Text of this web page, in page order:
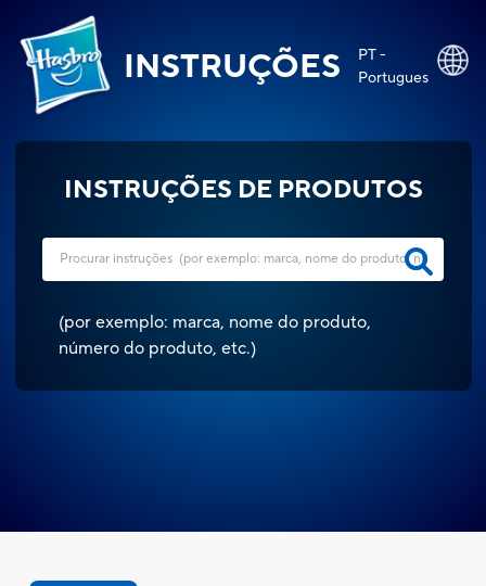
INSTRUÇÕES
PT -
Portugues
INSTRUÇÕES DE PRODUTOS
(por exemplo: marca, nome do produto,
número do produto, etc.)